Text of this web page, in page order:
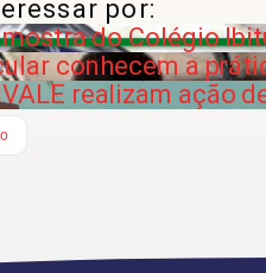
por:
do Colégio
conhecem a
realizam ação